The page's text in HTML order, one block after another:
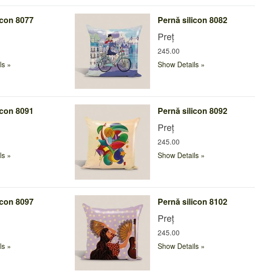
8077 Pernă silicon 8082
Preț
245.00
Show Details
8091 Pernă silicon 8092
Preț
245.00
Show Details
8097 Pernă silicon 8102
Preț
245.00
Show Details